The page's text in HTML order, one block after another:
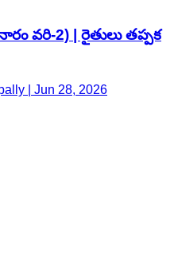
వరి-2) | రైతులు తప్పక
| Jun 28, 2026